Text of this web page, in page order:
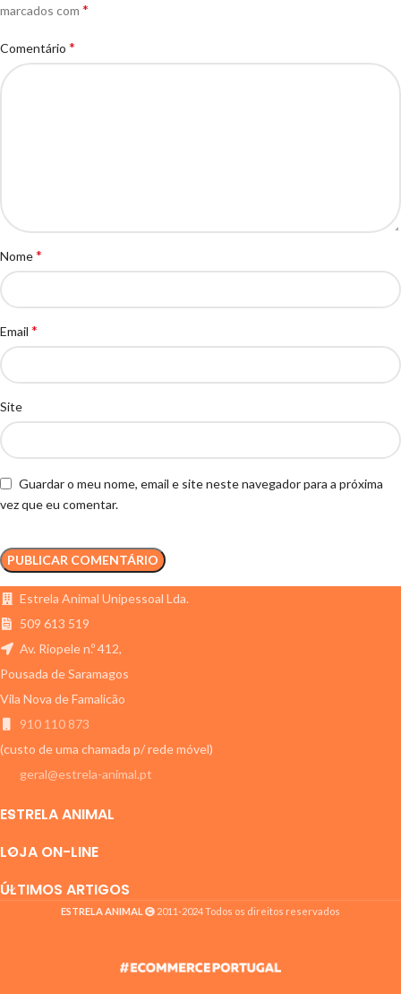
marcados com *
Comentário *
Nome*
Email *
Site
Guardar o meu nome, email e site neste navegador para a próxima
vez que eu comentar.
Estrela Animal Unipessoal Lda.
509 613 519
Av. Riopele n.º 412,
Pousada de Saramagos
Vila Nova de Famalicão
910 110 873
(custo de uma chamada p/ rede móvel)
geral@estrela-animal.pt
ESTRELA ANIMAL
LOJA ON-LINE
ÚLTIMOS ARTIGOS
ESTRELA ANIMAL 2011-2024 Todos os direitos reservados